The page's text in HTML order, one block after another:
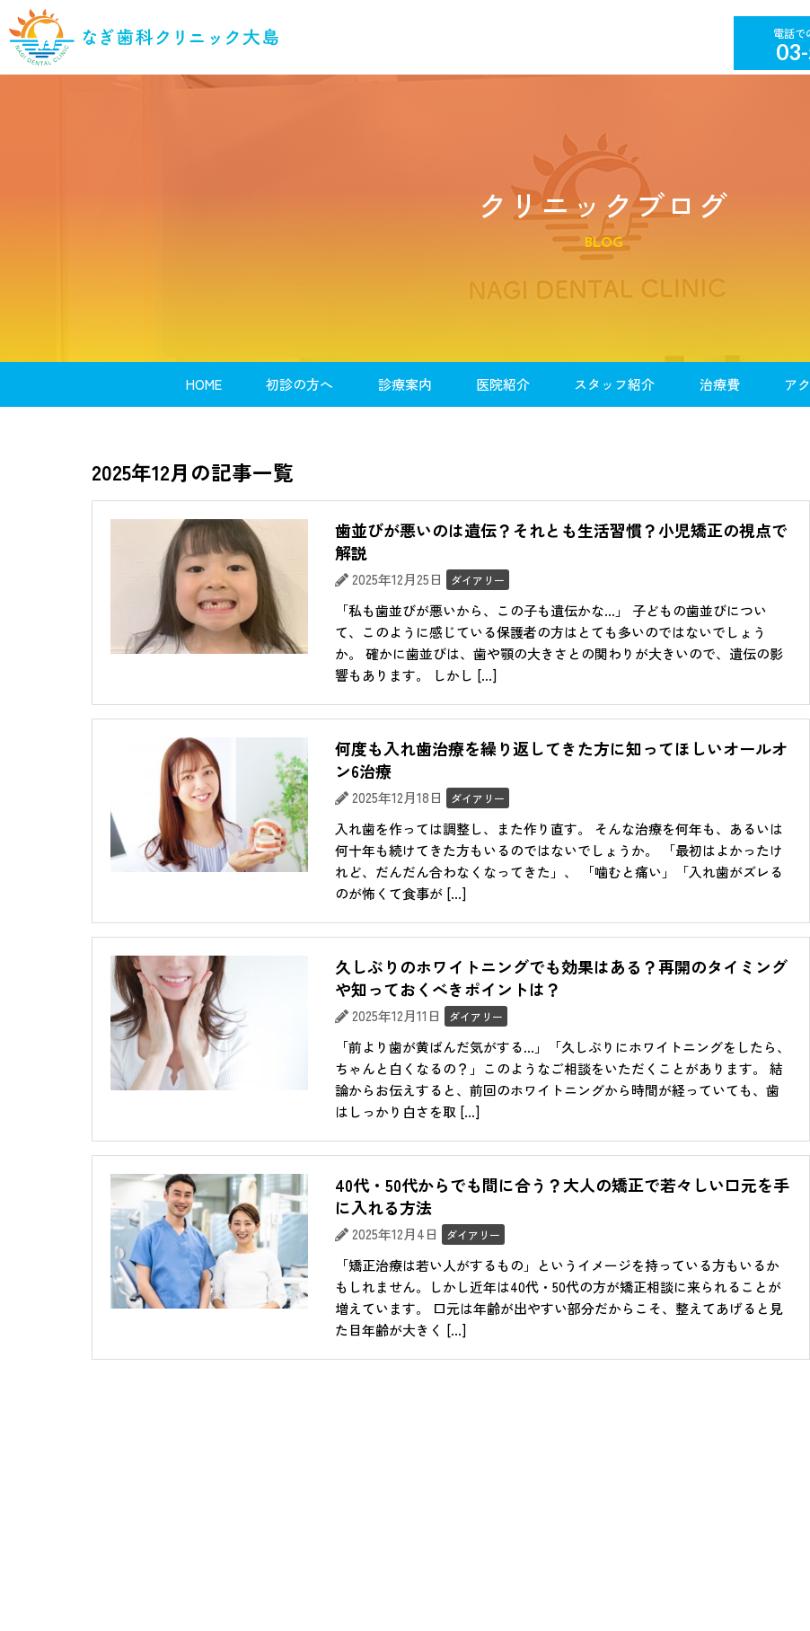
クリニックブログ
BLOG
HOME 初診の方へ
診療案内
医院紹介 スタッフ紹介 治療費 ア
2025年12月の記事一覧
歯並びが悪いのは遺伝？それとも生活習慣？小児矯正の視点で
解説
2025年12月25日 ダイアリー
「私も歯並びが悪いから、この子も遺伝かな…」 子どもの歯並びについ
て、このように感じている保護者の方はとても多いのではないでしょう
か。 確かに歯並びは、歯や顎の大きさとの関わりが大きいので、遺伝の影
響もあります。 しかし […]
何度も入れ歯治療を繰り返してきた方に知ってほしいオールオ
ン6治療
2025年12月18日 ダイアリー
入れ歯を作っては調整し、また作り直す。 そんな治療を何年も、あるいは
何十年も続けてきた方もいるのではないでしょうか。 「最初はよかったけ
れど、だんだん合わなくなってきた」、 「噛むと痛い」「入れ歯がズレる
のが怖くて食事が […]
久しぶりのホワイトニングでも効果はある？再開のタイミング
や知っておくべきポイントは？
2025年12月11日 ダイアリー
「前より歯が黄ばんだ気がする…」「久しぶりにホワイトニングをしたら、
ちゃんと白くなるの？」このようなご相談をいただくことがあります。 結
論からお伝えすると、前回のホワイトニングから時間が経っていても、歯
はしっかり白さを取 […]
40代・50代からでも間に合う？大人の矯正で若々しい口元を手
に入れる方法
2025年12月4日 ダイアリー
「矯正治療は若い人がするもの」というイメージを持っている方もいるか
もしれません。しかし近年は40代・50代の方が矯正相談に来られることが
増えています。 口元は年齢が出やすい部分だからこそ、整えてあげると見
た目年齢が大きく […]